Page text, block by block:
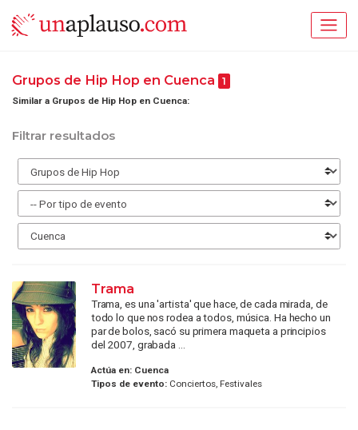
Grupos de Hip Hop en Cuenca 1
Similar a Grupos de Hip Hop en Cuenca:
Filtrar resultados
Trama
Trama, es una 'artista' que hace, de cada mirada, de
todo lo que nos rodea a todos, música. Ha hecho un
par de bolos, sacó su primera maqueta a principios
del 2007, grabada ...
Actúa en: Cuenca
Tipos de evento:Conciertos, Festivales